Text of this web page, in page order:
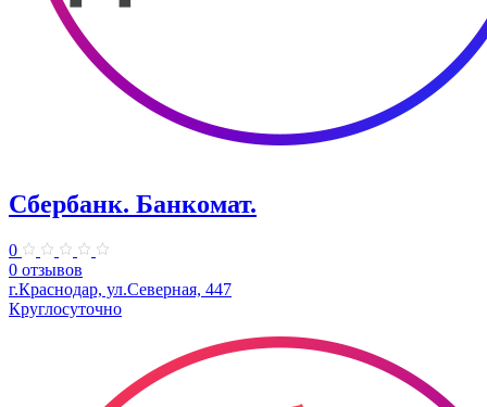
Сбербанк. Банкомат.
0
0 отзывов
г.Краснодар, ул.Северная, 447
Круглосуточно